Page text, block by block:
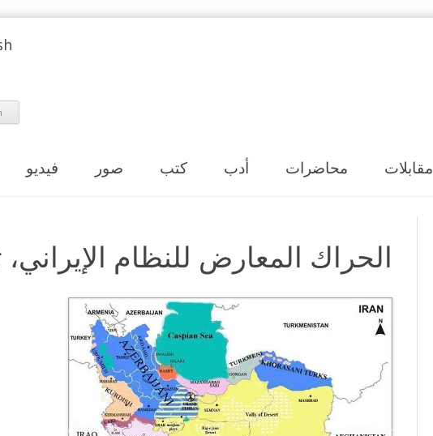
فيديو صور كتب أدب محاضرات مقابلات
الحراك المعارض للنظام الإيراني،